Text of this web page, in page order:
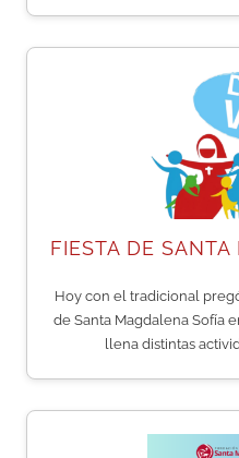
FIESTA DE
Hoy con el tradicional
de Santa Magdalena Sofía
llena distintas